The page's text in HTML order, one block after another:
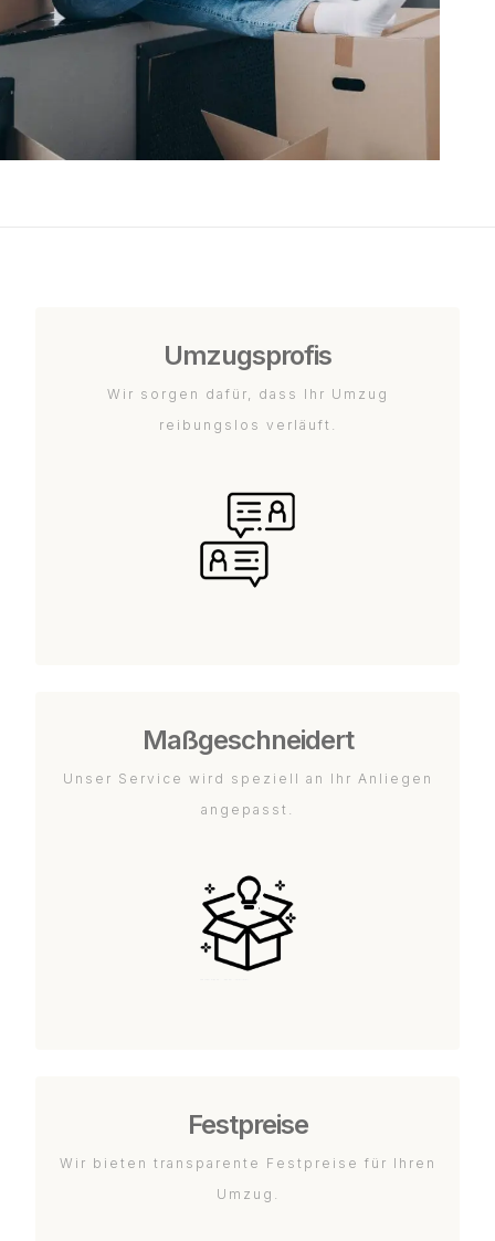
Umzugsprofis
Wir sorgen dafür, dass Ihr Umzug
reibungslos verläuft.
Maßgeschneidert
Unser Service wird speziell an Ihr Anliegen
angepasst.
Festpreise
Wir bieten transparente Festpreise für Ihren
Umzug.